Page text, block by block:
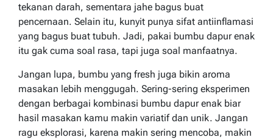
tekanan darah, sementara jahe bagus buat
pencernaan. Selain itu, kunyit punya sifat antiinflamasi
yang bagus buat tubuh. Jadi, pakai bumbu dapur enak
itu gak cuma soal rasa, tapi juga soal manfaatnya.
Jangan lupa, bumbu yang fresh juga bikin aroma
masakan lebih menggugah. Sering-sering eksperimen
dengan berbagai kombinasi bumbu dapur enak biar
hasil masakan kamu makin variatif dan unik. Jangan
ragu eksplorasi, karena makin sering mencoba, makin